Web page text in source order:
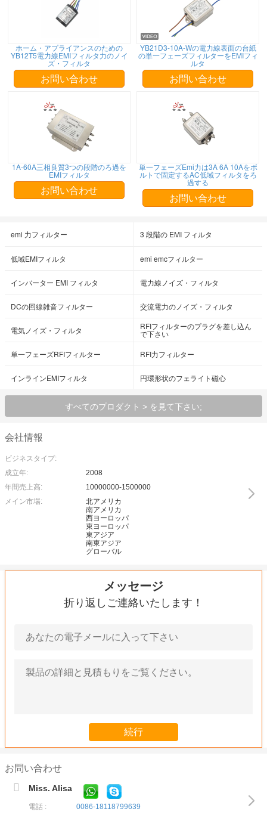
ホーム・アプライアンスのための
YB12T5電力線EMIフィルタ力のノイ
ズ・フィルタ
お問い合わせ
YB21D3-10A-Wの電力線表面の台紙
の単一フェーズフィルターをEMIフィ
ルタ
お問い合わせ
1A-60A三相良質3つの段階のろ過を
EMIフィルタ
お問い合わせ
単一フェーズEmi力は3A 6A 10Aをボ
ルトで固定するAC低域フィルタをろ
過する
お問い合わせ
emi 力フィルター 3 段階の EMI フィルタ
低域EMIフィルタ emi emcフィルター
インバーター EMI フィルタ 電力線ノイズ・フィルタ
DCの回線雑音フィルター 交流電力のノイズ・フィルタ
電気ノイズ・フィルタ RFIフィルターのプラグを差し込ん
で下さい
単一フェーズRFIフィルター
RFI力フィルター
インラインEMIフィルタ 円環形状のフェライト磁心
すべてのプロダクト > を見て下さい;
会社情報
ビジネスタイプ:
成立年:
2008
年間売上高:
10000000-1500000
メイン市場:
北アメリカ
南アメリカ
西ヨーロッパ
東ヨーロッパ
東アジア
南東アジア
グローバル
メッセージ
折り返しご連絡いたします！
お問い合わせ
Miss. Alisa
電話 : 0086-18118799639